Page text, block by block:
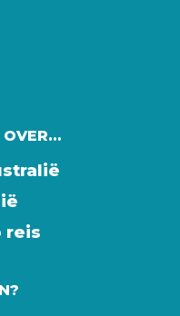
OVER…
reis